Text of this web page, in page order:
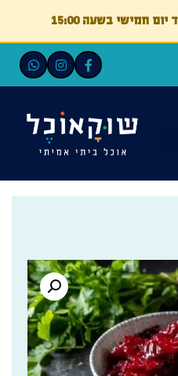
חמישי בשעה 15:00